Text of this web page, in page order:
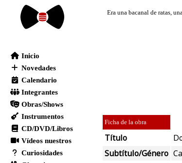
Ficha de la obra
Título
Subtítulo/Género